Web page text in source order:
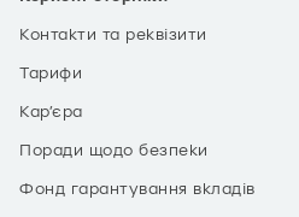
Контакти та реквізити
Тарифи
Кар’єра
Поради щодо безпеки
Фонд гарантування вкладів